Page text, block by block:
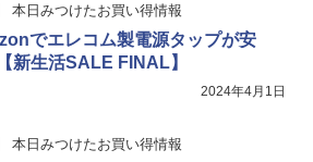
本日みつけたお買い得情報
でエレコム製電源タップが安
新生活SALE FINAL】
2024年4月1日
本日みつけたお買い得情報